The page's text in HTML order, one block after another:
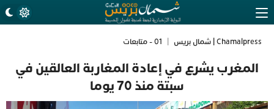
Chamalpress | شمال بريس 01 - متابعات
المغرب يشرع في إعادة المغاربة العالقين في
سبتة منذ 70 يوما